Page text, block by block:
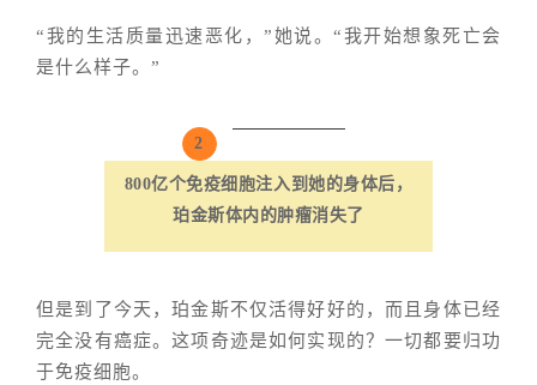
“我的生活质量迅速恶化，”她说。“我开始想象死亡会
是什么样子。”
2
800亿个免疫细胞注入到她的身体后，
珀金斯体内的肿瘤消失了
但是到了今天，珀金斯不仅活得好好的，而且身体已经
完全没有癌症。这项奇迹是如何实现的？一切都要归功
于免疫细胞。